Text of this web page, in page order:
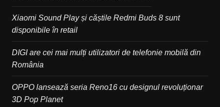
Xiaomi Sound Play și căștile Redmi Buds 8 sunt
disponibile în retail
DIGI are cei mai mulți utilizatori de telefonie mobilă din
România
OPPO lansează seria Reno16 cu designul revoluționar
3D Pop Planet